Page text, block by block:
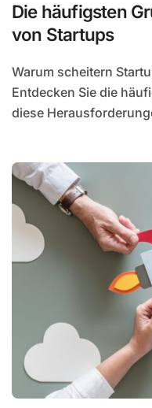
Die häufigsten
von Startups
Warum scheitern Startups in den ersten drei Jahren?
Entdecken Sie die
diese